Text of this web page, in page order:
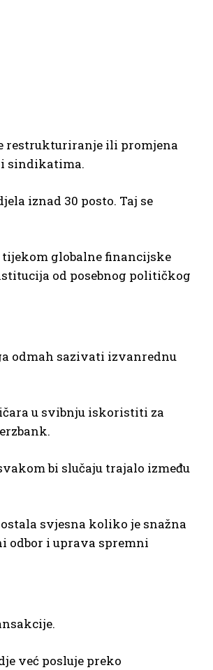
restrukturiranje ili promjena
i sindikatima.
iznad 30 posto. Taj se
globalne financijske
od posebnog političkog
odmah sazivati izvanrednu
u svibnju iskoristiti za
bi slučaju trajalo između
svjesna koliko je snažna
odbor i uprava spremni
već posluje preko